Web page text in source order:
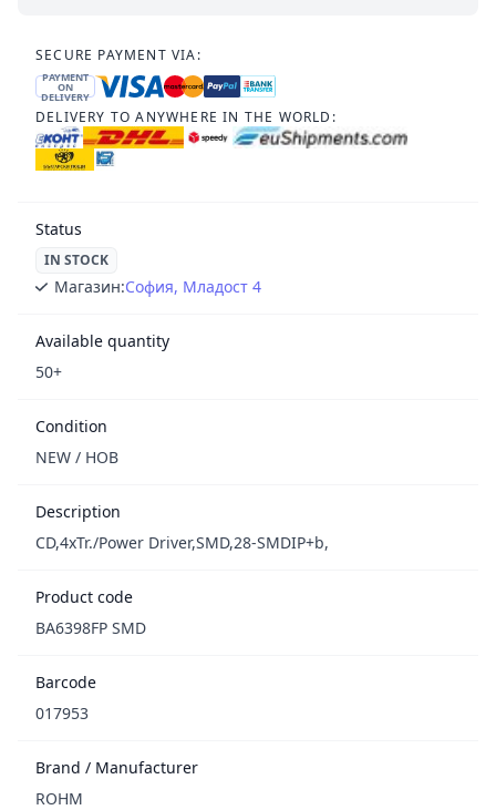
SECURE PAYMENT VIA:
PAYMENT
ON
DELIVERY
DELIVERY TO ANYWHERE IN THE WORLD:
Status
IN STOCK
Магазин:София, Младост 4
Available quantity
50+
Condition
NEW / НОВ
Description
CD,4xTr./Power Driver,SMD,28-SMDIP+b,
Product code
BA6398FP SMD
Barcode
017953
Brand / Manufacturer
ROHM